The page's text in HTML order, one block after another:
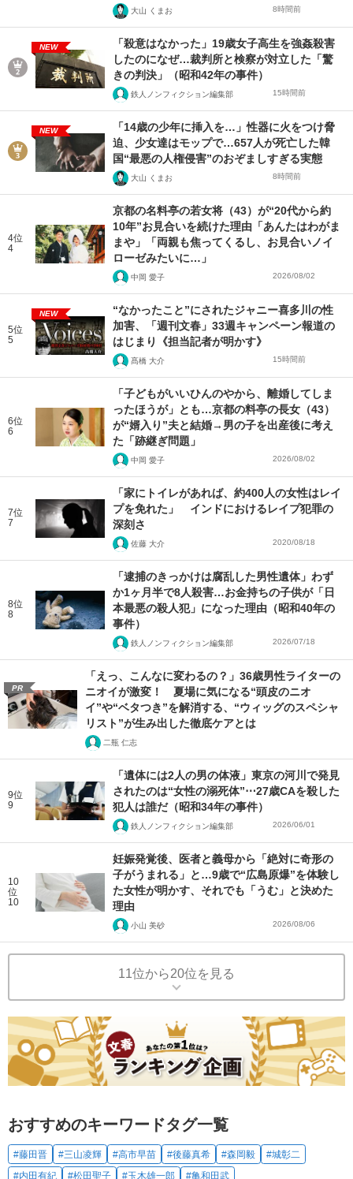
大山 くまお 8時間前
NEW
「殺意はなかった」19歳女子高生を強姦殺害
したのになぜ…裁判所と検察が対立した「驚
きの判決」（昭和42年の事件）
鉄人ノンフィクション編集部 15時間前
NEW
「14歳の少年に挿入を…」性器に火をつけ脅
迫、少女達はモップで…657人が死亡した韓
国“最悪の人権侵害”のおぞましすぎる実態
大山 くまお 8時間前
4位
4
京都の名料亭の若女将（43）が“20代から約
10年”お見合いを続けた理由「あんたはわがま
まや」「両親も焦ってくるし、お見合いノイ
ローゼみたいに…」
中岡 愛子 2026/08/02
5位
5
NEW
“なかったこと”にされたジャニー喜多川の性
加害、「週刊文春」33週キャンペーン報道の
はじまり《担当記者が明かす》
髙橋 大介 15時間前
6位
6
「子どもがいいひんのやから、離婚してしま
ったほうが」とも…京都の料亭の長女（43）
が“婿入り”夫と結婚→男の子を出産後に考え
た「跡継ぎ問題」
中岡 愛子 2026/08/02
7位
7
「家にトイレがあれば、約400人の女性はレイ
プを免れた」 インドにおけるレイプ犯罪の
深刻さ
佐藤 大介 2020/08/18
8位
8
「逮捕のきっかけは腐乱した男性遺体」わず
か1ヶ月半で8人殺害…お金持ちの子供が「日
本最悪の殺人犯」になった理由（昭和40年の
事件）
鉄人ノンフィクション編集部 2026/07/18
PR
「えっ、こんなに変わるの？」36歳男性ライターの
ニオイが激変！ 夏場に気になる“頭皮のニオ
イ”や“ベタつき”を解消する、“ウィッグのスペシャ
リスト”が生み出した徹底ケアとは
二瓶 仁志
9位
9
「遺体には2人の男の体液」東京の河川で発見
されたのは“女性の溺死体”⋯27歳CAを殺した
犯人は誰だ（昭和34年の事件）
鉄人ノンフィクション編集部 2026/06/01
10
位
10
妊娠発覚後、医者と義母から「絶対に奇形の
子がうまれる」と…9歳で“広島原爆”を体験し
た女性が明かす、それでも「うむ」と決めた
理由
小山 美砂 2026/08/06
11位から20位を見る
おすすめのキーワードタグ一覧
#藤田晋 #三山凌輝 #高市早苗 #後藤真希 #森岡毅
#城彰二
#内田有紀
#松田聖子 #玉木雄一郎 #亀和田武